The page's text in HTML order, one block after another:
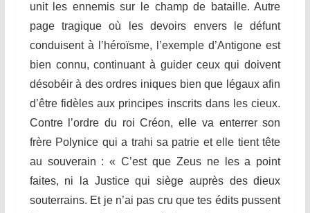
unit les ennemis sur le champ de bataille. Autre
page tragique où les devoirs envers le défunt
conduisent à l’héroïsme, l’exemple d’Antigone est
bien connu, continuant à guider ceux qui doivent
désobéir à des ordres iniques bien que légaux afin
d’être fidèles aux principes inscrits dans les cieux.
Contre l’ordre du roi Créon, elle va enterrer son
frère Polynice qui a trahi sa patrie et elle tient tête
au souverain : « C’est que Zeus ne les a point
faites, ni la Justice qui siège auprès des dieux
souterrains. Et je n’ai pas cru que tes édits pussent